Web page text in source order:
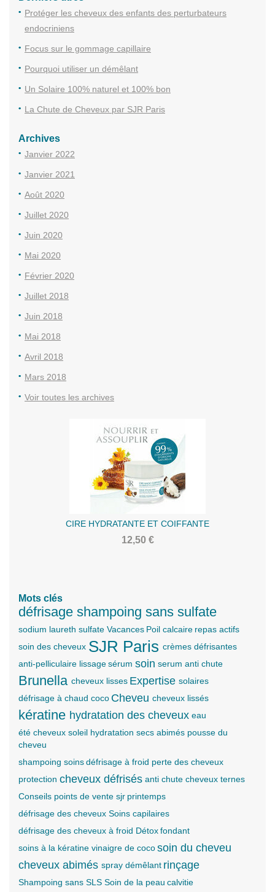
Protéger les cheveux des enfants des perturbateurs
endocriniens
Focus sur le gommage capillaire
Pourquoi utiliser un démêlant
Un Solaire 100% naturel et 100% bon
La Chute de Cheveux par SJR Paris
Archives
Janvier 2022
Janvier 2021
Août 2020
Juillet 2020
Juin 2020
Mai 2020
Février 2020
Juillet 2018
Juin 2018
Mai 2018
Avril 2018
Mars 2018
Voir toutes les archives
CIRE HYDRATANTE ET COIFFANTE
12,50 €
Mots clés
défrisage shampoing sans sulfate
sodium laureth sulfate Vacances Poil calcaire repas actifs
soin des cheveux SJR Paris crèmes défrisantes
anti-pelliculaire lissage sérum soin serum anti chute
Brunella cheveux lisses Expertise solaires
défrisage à chaud coco Cheveu cheveux lissés
kératine hydratation des cheveux eau
été cheveux soleil hydratation secs abimés pousse du
cheveu
shampoing soins défrisage à froid perte des cheveux
protection cheveux défrisés anti chute cheveux ternes
Conseils points de vente sjr printemps
défrisage des cheveux Soins capilaires
défrisage des cheveux à froid Détox fondant
soins à la kératine vinaigre de coco soin du cheveu
cheveux abimés spray démêlant rinçage
Shampoing sans SLS Soin de la peau calvitie